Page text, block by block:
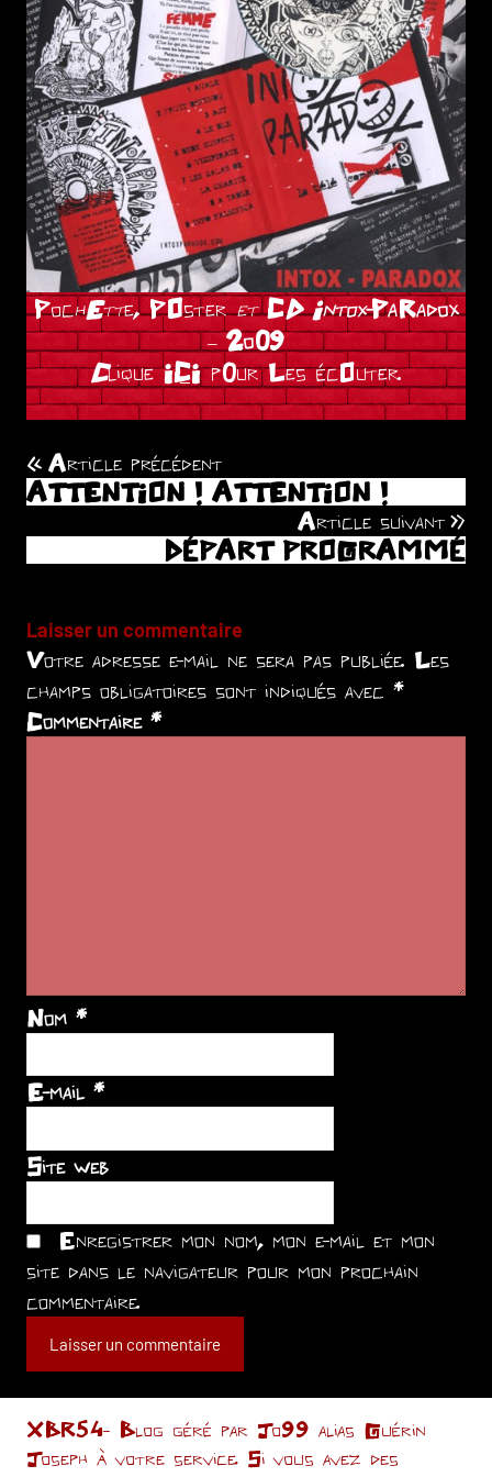
PochEtte, POsteret CD Intox-PaRadox
–2o09
CliqueICIp0ur Les écOuter.
Navigation
de
l’article
Article précédent
ATTENTION ! ATTENTION !
Article suivant
DÉPART PROGRAMMÉ
Laisser un commentaire
Votre adresse e-mail ne sera pas publiée. Les
champs obligatoires sont indiqués avec *
Commentaire *
Nom *
E-mail *
Site web
Enregistrer mon nom, mon e-mail et mon
site dans le navigateur pour mon prochain
commentaire.
XBR54- Blog géré par Jo99 alias Guérin
Joseph à votre service. Si vous avez des